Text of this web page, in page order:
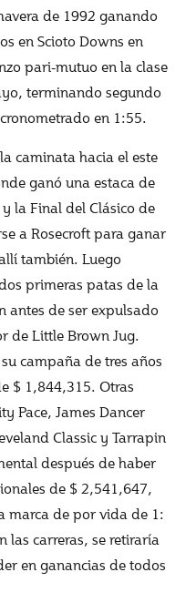
de 1992 ganando
en Scioto Downs en
pari-mutuo en la clase
terminando segundo
en 1:55.
caminata hacia el este
ganó una estaca de
la Final del Clásico de
a Rosecroft para ganar
también. Luego
primeras patas de la
antes de ser expulsado
de Little Brown Jug.
campaña de tres años
$ 1,844,315. Otras
Pace, James Dancer
Classic y Tarrapin
después de haber
de $ 2,541,647,
marca de por vida de 1:
las carreras, se retiraría
en ganancias de todos